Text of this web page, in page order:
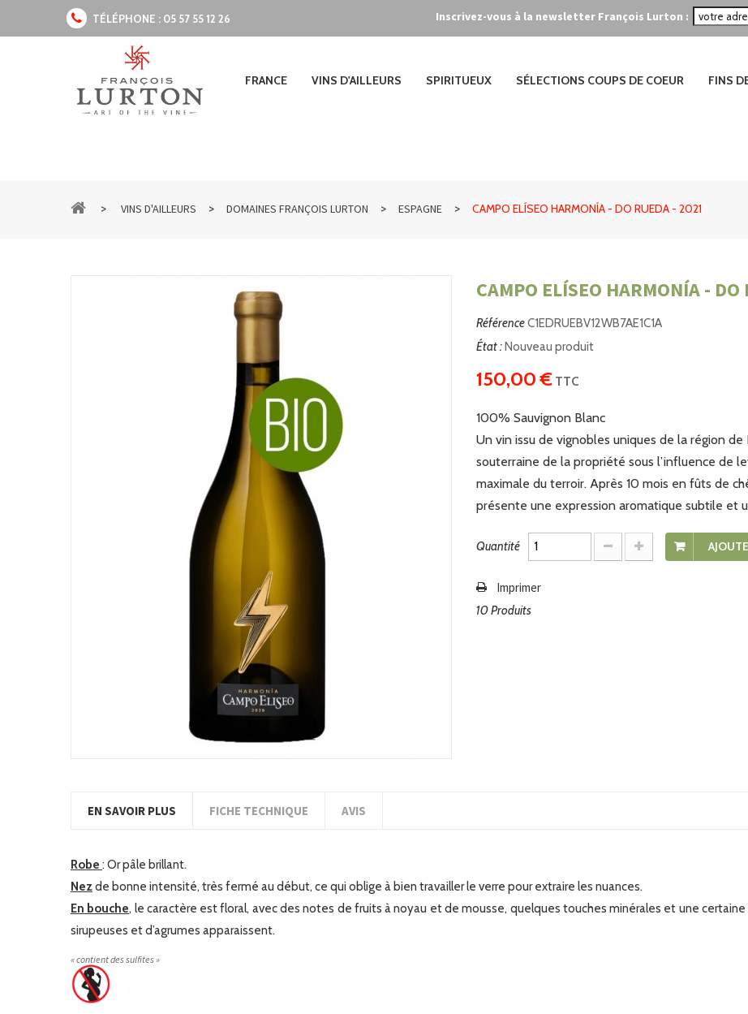
TÉLÉPHONE : 05 57 55 12 26 Inscrivez-vous à la newsletter François Lurton :
FRANCE VINS D'AILLEURS SPIRITUEUX SÉLECTIONS COUPS DE COEUR FINS
> VINS D'AILLEURS > DOMAINES FRANÇOIS LURTON > ESPAGNE > CAMPO ELÍSEO HARMONÍA - DO RUEDA - 2021
CAMPO ELÍSEO HARMONÍA -
RéférenceC1EDRUEBV12WB7AE1C1A
État :Nouveau produit
150,00 € TTC
100% Sauvignon Blanc
Un vin issu de vignobles uniques de la région
souterraine de la propriété sous l’influence de
maximale du terroir. Après 10 mois en fûts de
présente une expression aromatique subtile et
Quantité
Imprimer
10Produits
EN SAVOIR PLUS FICHE TECHNIQUE AVIS
Robe : Or pâle brillant.
Nezde bonne intensité, très fermé au début, ce qui oblige à bien travailler le verre pour extraire les nuances.
En bouche, le caractère est floral, avec desnotes de fruits à noyau et de mousse, quelques touches minérales et une certaine
sirupeuses et d’agrumes apparaissent.
« contient des sulfites »